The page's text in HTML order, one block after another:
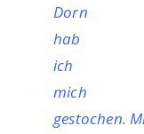
Dorn
hab
ich
mich
gestochen.